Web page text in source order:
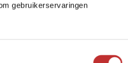
gebruikerservaringen
clientes sobre